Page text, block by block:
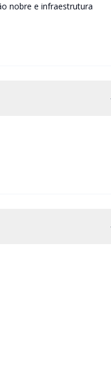
nobre e infraestrutura